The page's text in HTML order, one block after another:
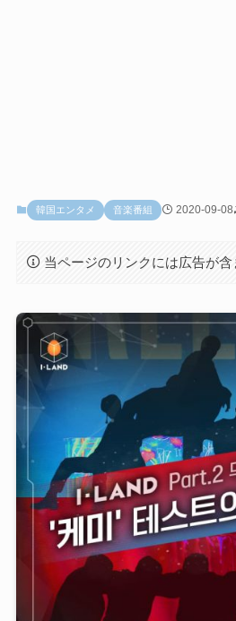
韓国エンタメ 音楽番組 2020-09-08
当ページのリンクには広告が含